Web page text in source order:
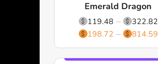
Emerald Dragon
119.48
322.82
198.72
814.59